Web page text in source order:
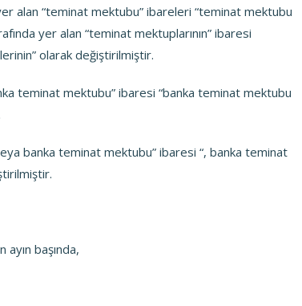
alan “teminat mektubu” ibareleri “teminat mektubu
yer alan “teminat mektuplarının” ibaresi
olarak değiştirilmiştir.
teminat mektubu” ibaresi “banka teminat mektubu
banka teminat mektubu” ibaresi “, banka teminat
ayın başında,